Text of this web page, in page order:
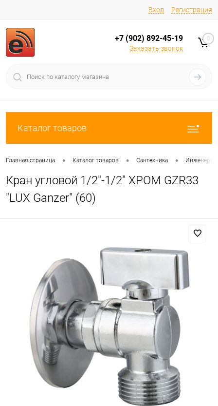
Вход Регистрация
+7 (902) 892-45-19
Заказать звонок
0
Каталог товаров
Главная страница • Каталог товаров • Сантехника •
Кран угловой 1/2"-1/2" ХРОМ GZR33
"LUX Ganzer" (60)